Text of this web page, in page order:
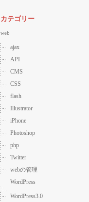
カテゴリー
web
ajax
API
CMS
CSS
flash
Illustrator
iPhone
Photoshop
php
Twitter
webの管理
WordPress
WordPress3.0